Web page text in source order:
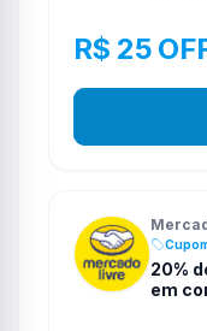
R$ 25
20%
em